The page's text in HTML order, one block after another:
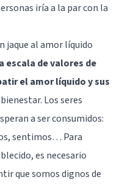
iría a la par con la
jaque al amor líquido
escala de valores de
el amor líquido y sus
Los seres
a ser consumidos:
sentimos… Para
es necesario
que somos dignos de